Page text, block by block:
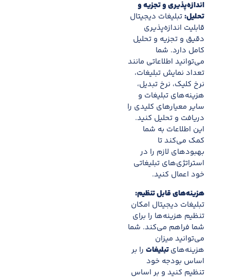
اندازه‌پذیری و تجزیه و
تحلیل:تبلیغات دیجیتال
قابلیت اندازه‌پذیری
دقیق و تجزیه و تحلیل
کامل دارد. شما
می‌توانید اطلاعاتی مانند
تعداد نمایش تبلیغات،
نرخ کلیک، نرخ تبدیل،
هزینه‌های تبلیغات و
سایر معیارهای کلیدی را
دریافت و تحلیل کنید.
این اطلاعات به شما
کمک می‌کند تا
بهبودهای لازم را در
استراتژی‌های تبلیغاتی
خود اعمال کنید.
هزینه‌های قابل تنظیم:
تبلیغات دیجیتال امکان
تنظیم هزینه‌ها را برای
شما فراهم می‌کند. شما
می‌توانید میزان
هزینه‌هایتبلیغات را بر
اساس بودجه خود
تنظیم کنید و بر اساس